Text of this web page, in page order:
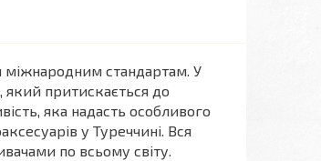
міжнародним стандартам. У
який притискається до
яка надасть особливого
у Туреччині. Вся
по всьому світу.